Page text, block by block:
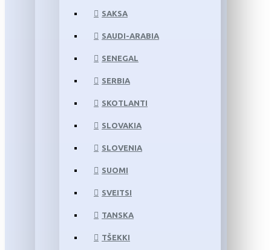
SAKSA
SAUDI-ARABIA
SENEGAL
SERBIA
SKOTLANTI
SLOVAKIA
SLOVENIA
SUOMI
SVEITSI
TANSKA
TŠEKKI